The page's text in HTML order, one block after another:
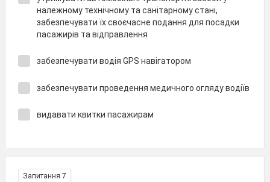
належному технічному та санітарному стані,
забезпечувати їх своєчасне подання для посадки
пасажирів та відправлення
забезпечувати водія GPS навігатором
забезпечувати проведення медичного огляду водіїв
видавати квитки пасажирам
Запитання 7